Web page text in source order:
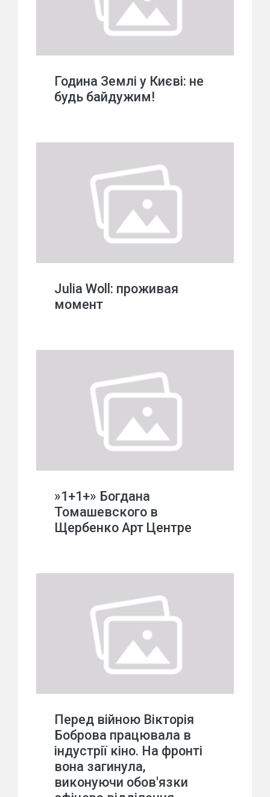
Година Землі у Києві: не
будь байдужим!
Julia Woll: проживая
момент
»1+1+» Богдана
Томашевского в
Щербенко Арт Центре
Перед війною Вікторія
Боброва працювала в
індустрії кіно. На фронті
вона загинула,
виконуючи обов'язки